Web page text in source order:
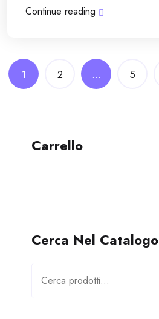
Continue reading
Navigazione
articoli
1 2 … 5
Carrello
Cerca Nel Catalogo